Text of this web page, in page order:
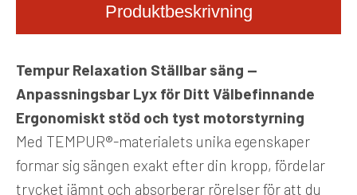
Produktbeskrivning
Tempur Relaxation Ställbar säng —
Anpassningsbar Lyx för Ditt Välbefinnande
Ergonomiskt stöd och tyst motorstyrning
Med TEMPUR®-materialets unika egenskaper
formar sig sängen exakt efter din kropp, fördelar
trycket jämnt och absorberar rörelser för att du